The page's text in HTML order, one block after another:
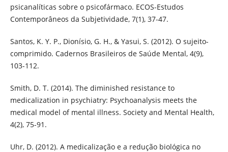
psicanalíticas sobre o psicofármaco. ECOS-Estudos
Contemporâneos da Subjetividade, 7(1), 37-47.
Santos, K. Y. P., Dionísio, G. H., & Yasui, S. (2012). O sujeito-
comprimido. Cadernos Brasileiros de Saúde Mental, 4(9),
103-112.
Smith, D. T. (2014). The diminished resistance to
medicalization in psychiatry: Psychoanalysis meets the
medical model of mental illness. Society and Mental Health,
4(2), 75-91.
Uhr, D. (2012). A medicalização e a redução biológica no